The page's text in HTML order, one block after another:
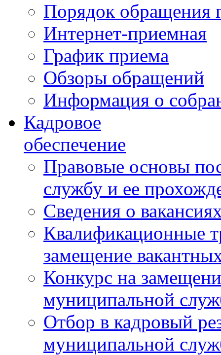
Порядок обращения
Интернет-приемная
График приема
Обзоры обращений
Информация о
Кадровое
обеспечение
Правовые основы
службу и ее
Сведения о
Квалификационные
замещение
Конкурс на
муниципальной
Отбор в кадровый
муниципальной